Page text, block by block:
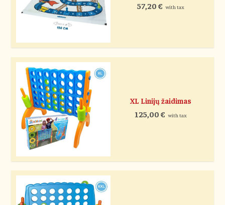
57,20€ with tax
XL Linijų žaidimas
125,00€ with tax